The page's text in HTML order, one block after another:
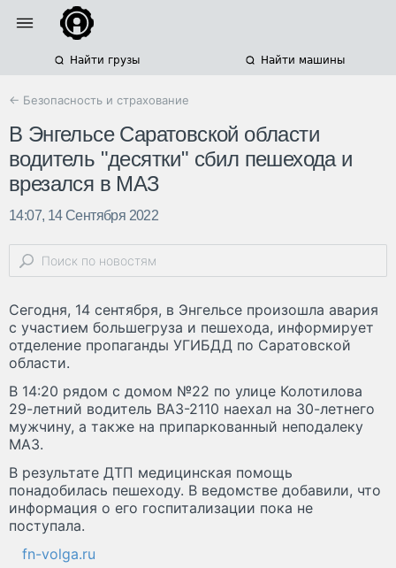
Найти грузы Найти машины
← Безопасность и страхование
В Энгельсе Саратовской области
водитель "десятки" сбил пешехода и
врезался в МАЗ
14:07, 14 Сентября 2022
Сегодня, 14 сентября, в Энгельсе произошла авария
с участием большегруза и пешехода, информирует
отделение пропаганды УГИБДД по Саратовской
области.
В 14:20 рядом с домом №22 по улице Колотилова
29-летний водитель ВАЗ-2110 наехал на 30-летнего
мужчину, а также на припаркованный неподалеку
МАЗ.
В результате ДТП медицинская помощь
понадобилась пешеходу. В ведомстве добавили, что
информация о его госпитализации пока не
поступала.
fn-volga.ru